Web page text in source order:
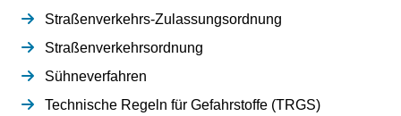
Straßenverkehrs-Zulassungsordnung
Straßenverkehrsordnung
Sühneverfahren
Technische Regeln für Gefahrstoffe (TRGS)